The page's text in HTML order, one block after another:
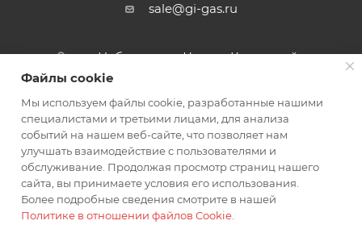
sale@gi-gas.ru
г. Набережные Челны, Казанский
ПОДПИСАТЬСЯ НА РАССЫЛКУ
ПОЛИТИКА КОНФИДЕНЦИАЛЬНОСТИ
2026 © Гигаз: интернет-магазин
Файлы cookie
Мы используем файлы cookie, разработанные нашими
специалистами и третьими лицами, для анализа
событий на нашем веб-сайте, что позволяет нам
улучшать взаимодействие с пользователями и
обслуживание. Продолжая просмотр страниц нашего
сайта, вы принимаете условия его использования.
Более подробные сведения смотрите в нашей
Политике в отношении файлов Cookie